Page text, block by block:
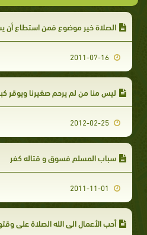
الصلاة خير موضوع فمن استطاع أن
ليس منا من لم يرحم صغيرنا ويوقر
سباب المسلم فسوق و قتاله كفر
أحب الأعمال الى الله الصلاة على